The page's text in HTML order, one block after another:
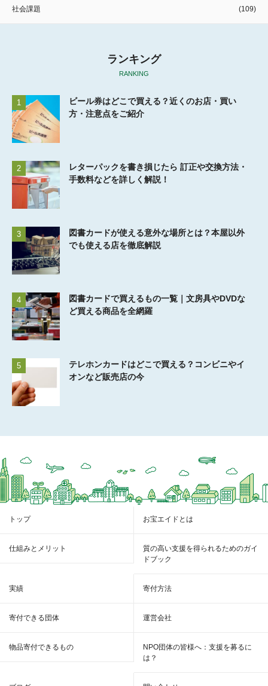
社会課題 (109)
ランキング
RANKING
1
ビール券はどこで買える？近くのお店・買い
方・注意点をご紹介
2
レターパックを書き損じたら 訂正や交換方法・
手数料などを詳しく解説！
3
図書カードが使える意外な場所とは？本屋以外
でも使える店を徹底解説
4
図書カードで買えるもの一覧｜文房具やDVDな
ど買える商品を全網羅
5
テレホンカードはどこで買える？コンビニやイ
オンなど販売店の今
トップ お宝エイドとは
仕組みとメリット
質の高い支援を得られるためのガイ
ドブック
実績 寄付方法
寄付できる団体 運営会社
物品寄付できるもの
NPO団体の皆様へ：支援を募るに
は？